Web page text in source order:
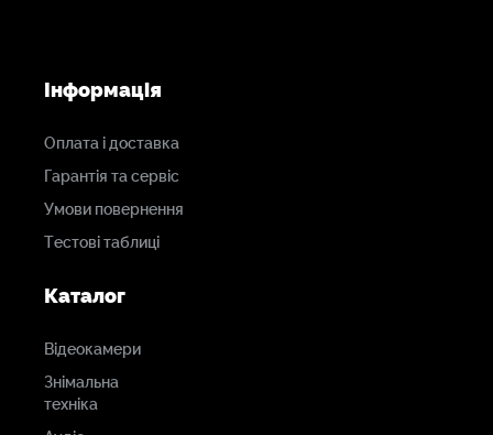
Інформація
Оплата і доставка
Гарантія та сервіс
Умови повернення
Тестові таблиці
Каталог
Відеокамери
Знімальна
техніка